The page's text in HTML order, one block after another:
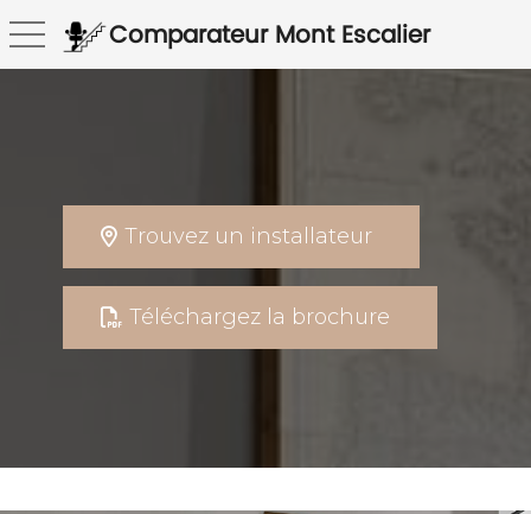
Comparateur ​​​​​​​Mont Escalier
Basculer la navigation
Trouvez un installateur
Téléchargez la brochure